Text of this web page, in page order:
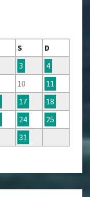
S
D
3
4
10
11
17
18
24
25
31